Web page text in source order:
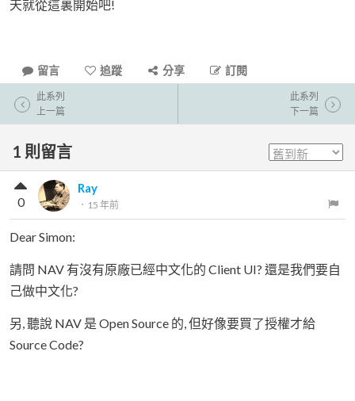
天就從這裏開始吧!
留言 追蹤 分享 訂閱
此系列
上一篇
此系列
下一篇
1 則留言
Ray
． 15 年前
0
Dear Simon:
請問 NAV 有沒有原廠已經中文化的 Client UI? 還是我們要自
己做中文化?
另, 聽說 NAV 是 Open Source 的, 但好像要買了授權才給
Source Code?